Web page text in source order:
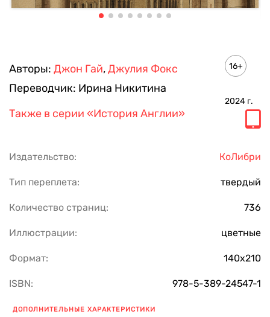
Авторы: Джон Гай,Джулия Фокс
Переводчик: Ирина Никитина
16+
2024 г.
Также в серии «История Англии»
Издательство: КоЛибри
Тип переплета: твердый
Количество страниц: 736
Иллюстрации: цветные
Формат: 140х210
ISBN: 978-5-389-24547-1
ДОПОЛНИТЕЛЬНЫЕ ХАРАКТЕРИСТИКИ